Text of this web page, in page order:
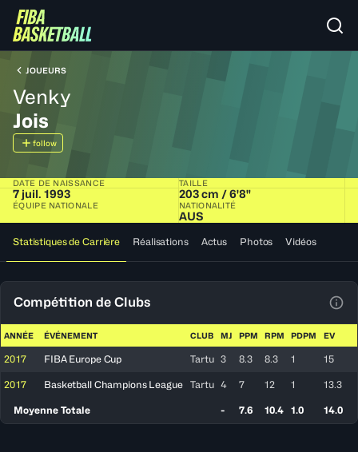
JOUEURS
Venky
Jois
follow
DATE DE NAISSANCE
7 juil. 1993
TAILLE
203 cm / 6'8"
ÉQUIPE NATIONALE NATIONALITÉ
AUS
Statistiques de Carrière Réalisations Actus Photos Vidéos
Compétition de Clubs
ANNÉE ÉVÉNEMENT CLUB MJ PPM RPM PDPM EV
2017 FIBA Europe Cup Tartu 3 8.3 8.3 1 15
2017 Basketball Champions League Tartu 4 7 12 1 13.3
Moyenne Totale - 7.6 10.4 1.0 14.0